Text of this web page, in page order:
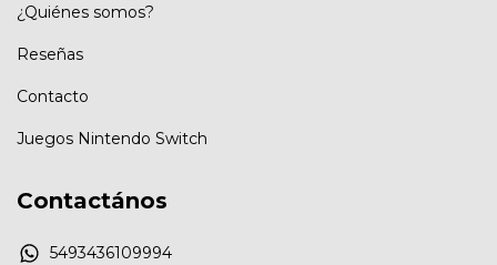
¿Quiénes somos?
Reseñas
Contacto
Juegos Nintendo Switch
Contactános
5493436109994